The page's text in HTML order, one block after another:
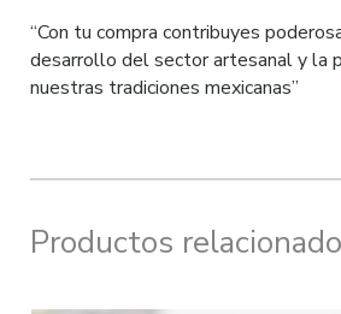
“Con tu compra contribuyes
desarrollo del sector artesanal y la
nuestras tradiciones mexicanas”
Productos